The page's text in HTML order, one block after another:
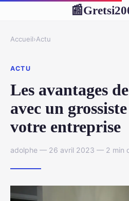
📰
Accueil›Actu
ACTU
Les avantages
avec un
votre entreprise
adolphe — 26 avril 2023 — 2 min